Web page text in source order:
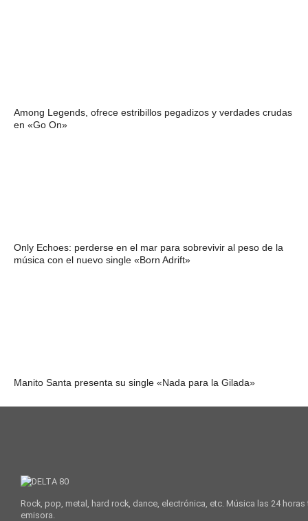
Among Legends, ofrece estribillos pegadizos y verdades crudas
en «Go On»
Only Echoes: perderse en el mar para sobrevivir al peso de la
música con el nuevo single «Born Adrift»
Manito Santa presenta su single «Nada para la Gilada»
Rock, pop, metal, hard rock, dance, electrónica, etc. Música las 24
emisora.